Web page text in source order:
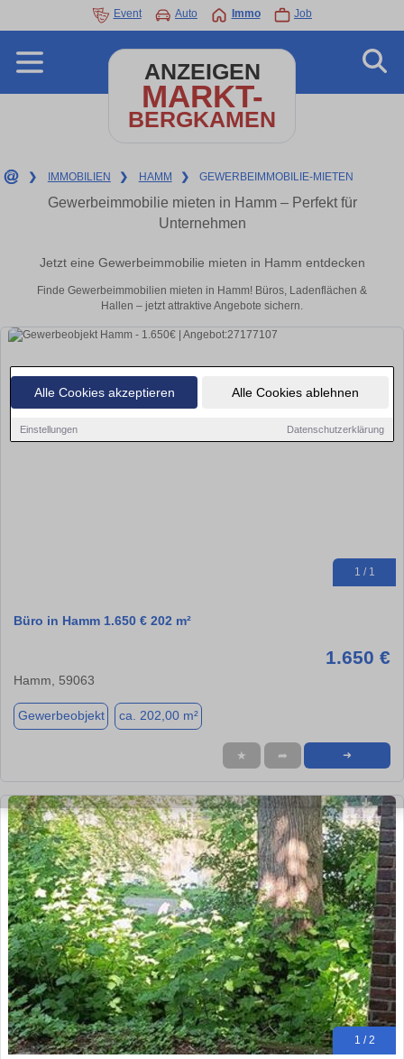
Alle Cookies akzeptieren Alle Cookies ablehnen
Einstellungen Datenschutzerklärung
Event Auto Immo Job
ANZEIGEN
MARKT-
BERGKAMEN
❯ IMMOBILIEN ❯ HAMM ❯ GEWERBEIMMOBILIE-MIETEN
Gewerbeimmobilie mieten in Hamm – Perfekt für
Unternehmen
Jetzt eine Gewerbeimmobilie mieten in Hamm entdecken
Finde Gewerbeimmobilien mieten in Hamm! Büros, Ladenflächen &
Hallen – jetzt attraktive Angebote sichern.
1 / 1
Büro in Hamm 1.650 € 202 m²
1.650 €
Hamm, 59063
Gewerbeobjekt ca. 202,00 m²
★ ➦ ➜
1 / 2